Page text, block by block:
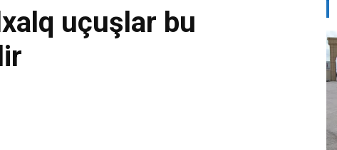
uçuşlar bu